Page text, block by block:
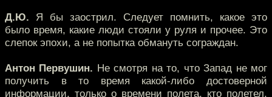
Д.Ю. Я бы заострил. Следует помнить, какое это
было время, какие люди стояли у руля и прочее. Это
слепок эпохи, а не попытка обмануть сограждан.
Антон Первушин. Не смотря на то, что Запад не мог
получить в то время какой-либо достоверной
информации, только о времени полета, кто полетел,